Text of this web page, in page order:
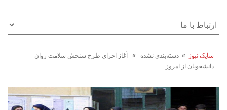
سایک نیوز
» دسته‌بندی نشده » آغاز اجرای طرح سنجش سلامت روان
دانشجویان از امروز